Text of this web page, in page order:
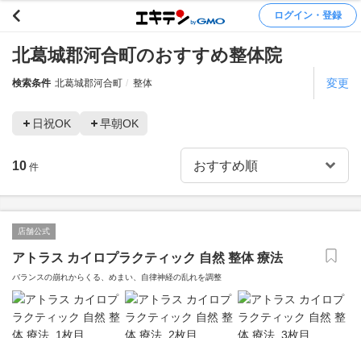
ログイン・登録
北葛城郡河合町のおすすめ整体院
検索条件 北葛城郡河合町 整体 変更
日祝OK 早朝OK
10 件
店舗公式
アトラス カイロプラクティック 自然 整体 療法
バランスの崩れからくる、めまい、自律神経の乱れを調整